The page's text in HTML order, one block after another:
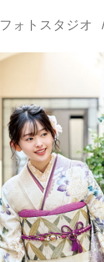
フォトスタジオ